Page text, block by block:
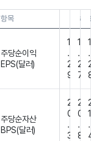
항목
주당순이익
EPS(달러)
1
.
2
9
1
.
2
7
1
.
2
8
주당순자산
BPS(달러)
2
0
.
3
2
0
.
8
2
1
.
4